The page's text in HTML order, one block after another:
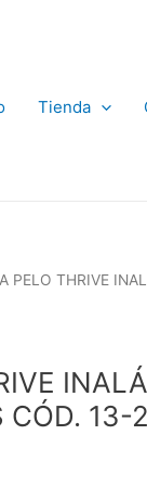
Tienda
PELO THRIVE
CÓD. 13-